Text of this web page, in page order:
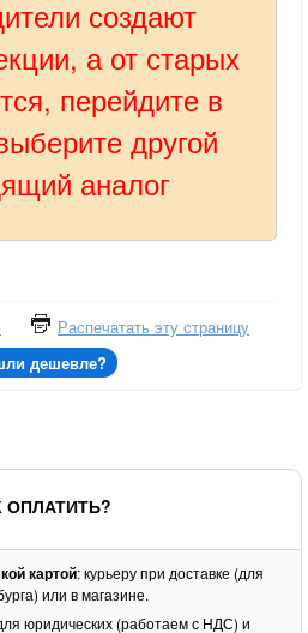
создают
а от старых
перейдите в
другой
аналог
Распечатать эту страницу
дешевле?
ОПЛАТИТЬ?
картой: курьеру при доставке (для
или в магазине.
юридических (работаем с НДС) и